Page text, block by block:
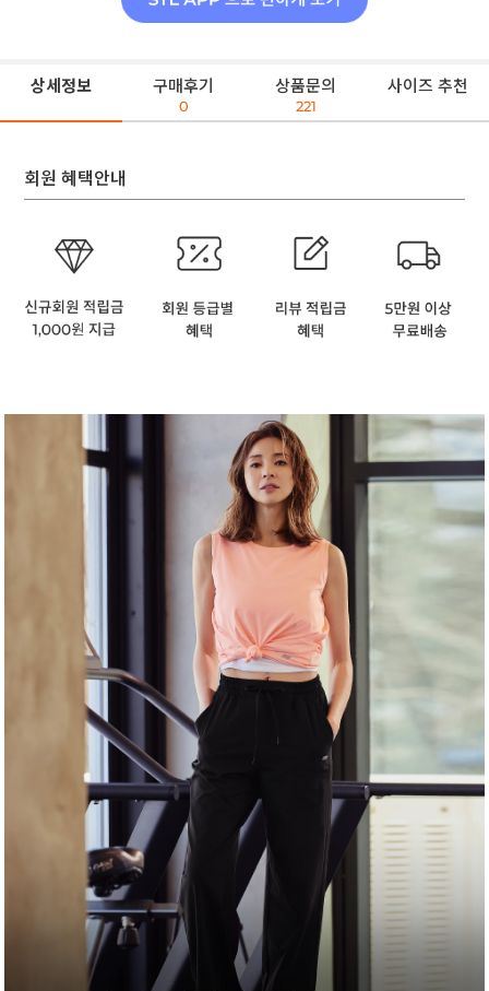
상세정보 구매후기
0
상품문의
221
사이즈 추천
회원 혜택안내